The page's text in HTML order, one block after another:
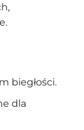
biegłości.
dla